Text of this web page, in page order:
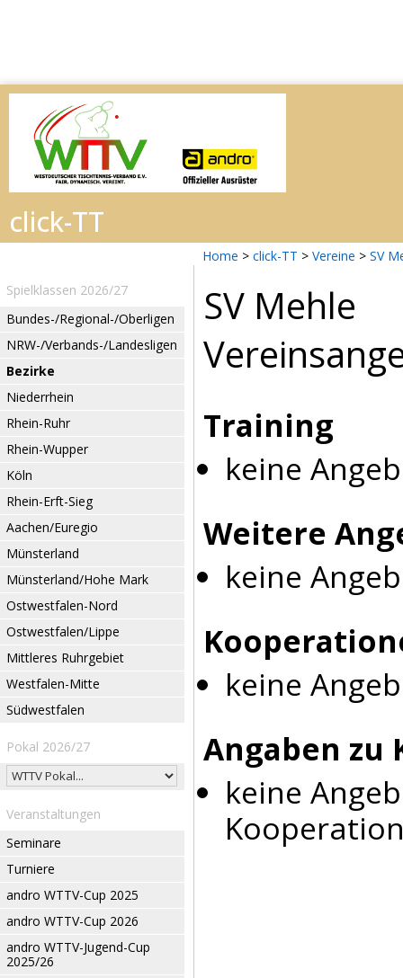
Home > click-TT > Vereine > SV
Spielklassen 2026/27
Bundes-/Regional-/Oberligen
NRW-/Verbands-/Landesligen
Bezirke
Niederrhein
Rhein-Ruhr
Rhein-Wupper
Köln
Rhein-Erft-Sieg
Aachen/Euregio
Münsterland
Münsterland/Hohe Mark
Ostwestfalen-Nord
Ostwestfalen/Lippe
Mittleres Ruhrgebiet
Westfalen-Mitte
Südwestfalen
Pokal 2026/27
Veranstaltungen
Seminare
Turniere
andro WTTV-Cup 2025
andro WTTV-Cup 2026
andro WTTV-Jugend-Cup
2025/26
SV Mehle
Training
keine
Weitere
keine
keine
Angaben
keine